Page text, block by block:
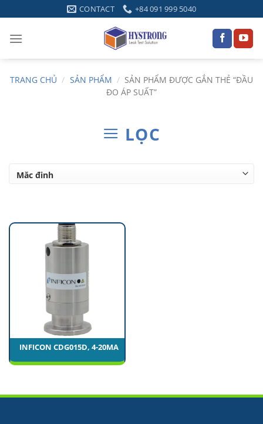
to
content
CONTACT +84 091 999 5040
TRANG CHỦ / SẢN PHẨM / SẢN PHẨM ĐƯỢC GẮN THẺ “ĐẦU
ĐO ÁP SUẤT”
LỌC
INFICON CDG015D, 4-20MA